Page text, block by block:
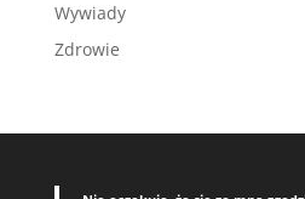
Wywiady
Zdrowie